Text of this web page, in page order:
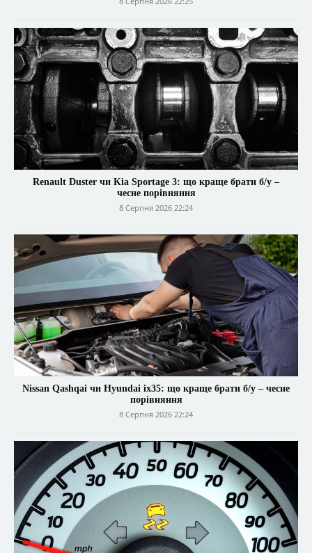
Renault Duster чи Kia Sportage 3: що краще брати б/у –
чесне порівняння
8 Серпня 2026 22:24
Nissan Qashqai чи Hyundai ix35: що краще брати б/у – чесне
порівняння
8 Серпня 2026 22:24